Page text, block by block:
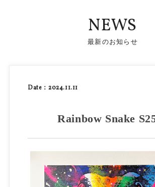
NEWS
最新のお知らせ
Date：2024.11.11
Rainbow Snake